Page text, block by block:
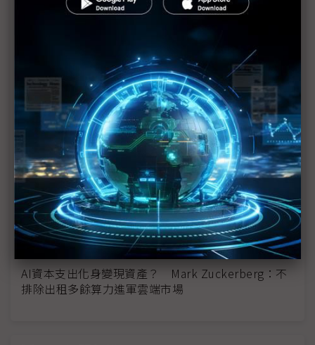
科技1分鐘：Meta為何現在需要算力變現？
Meta擬出售AI算力 雲端業務浮出檯面
無懼高通！ 聯發科左手猛攻TPU、右手開拓
ASIC「第二家客戶」
科技巨頭集體控管AI支出 Meta踩煞車凸顯Token成
Meta傳評估售股籌AI基建資金 科技巨擘造廠進入融
資新模式
Meta屢次延後新AI模型釋出 市場疑慮鉅額投資能否
回本
AI資本支出化身變現資產？ Mark Zuckerberg：不
排除出租多餘算力進軍雲端市場